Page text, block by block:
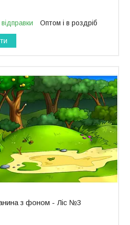
Оптом і в роздріб
з фоном - Ліс №3